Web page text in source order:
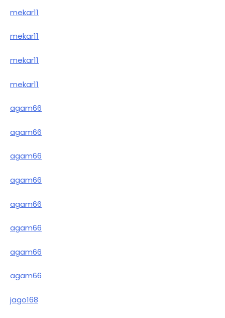
mekar11
mekar11
mekar11
mekar11
agam66
agam66
agam66
agam66
agam66
agam66
agam66
agam66
jago168